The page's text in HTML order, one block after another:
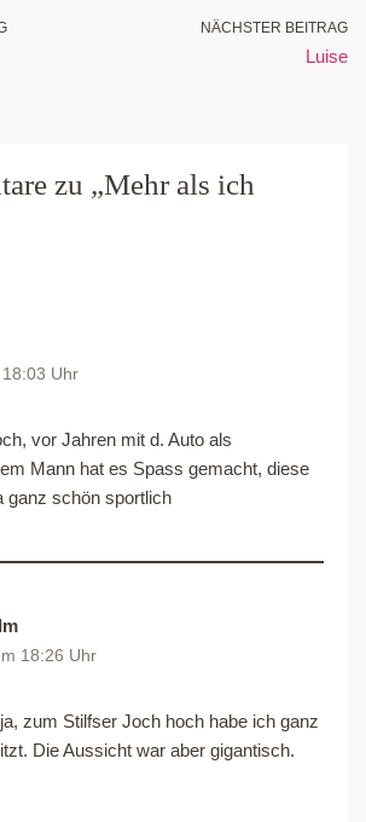
NÄCHSTER BEITRAG
Luise
zu „Mehr als ich
Uhr
vor Jahren mit d. Auto als
Mann hat es Spass gemacht, diese
ganz schön sportlich
18:26 Uhr
zum Stilfser Joch hoch habe ich ganz
Die Aussicht war aber gigantisch.